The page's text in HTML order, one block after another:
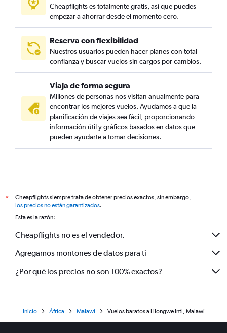
Cheapflights es totalmente gratis, así que puedes
empezar a ahorrar desde el momento cero.
Reserva con flexibilidad
Nuestros usuarios pueden hacer planes con total
confianza y buscar vuelos sin cargos por cambios.
Viaja de forma segura
Millones de personas nos visitan anualmente para
encontrar los mejores vuelos. Ayudamos a que la
planificación de viajes sea fácil, proporcionando
información útil y gráficos basados en datos que
pueden ayudarte a tomar decisiones.
*
Cheapflights siempre trata de obtener precios exactos, sin embargo,
los precios no están garantizados.
Esta es la razón:
Cheapflights no es el vendedor.
Agregamos montones de datos para ti
¿Por qué los precios no son 100% exactos?
Inicio África Malawi Vuelos baratos a Lilongwe Intl, Malawi